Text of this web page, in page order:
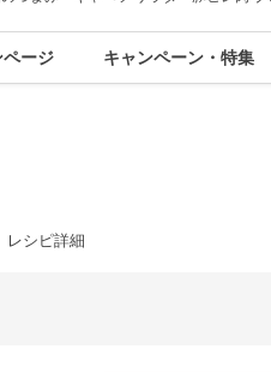
ージ キャンペーン・特集
レシピ詳細